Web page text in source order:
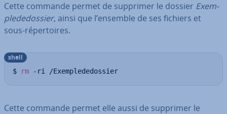
Cette commande permet de supprimer le dossier Exem­
ple­de­dos­sier, ainsi que l’ensemble de ses fichiers et
sous-ré­per­toires.
$ rm -ri /Exemplededossier
shell
Cette commande permet elle aussi de supprimer le